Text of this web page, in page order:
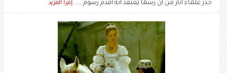
حذر علماء آثار من أن رسما يُعتقد أنه أقدم رسوم ..... إقرأ المزيد